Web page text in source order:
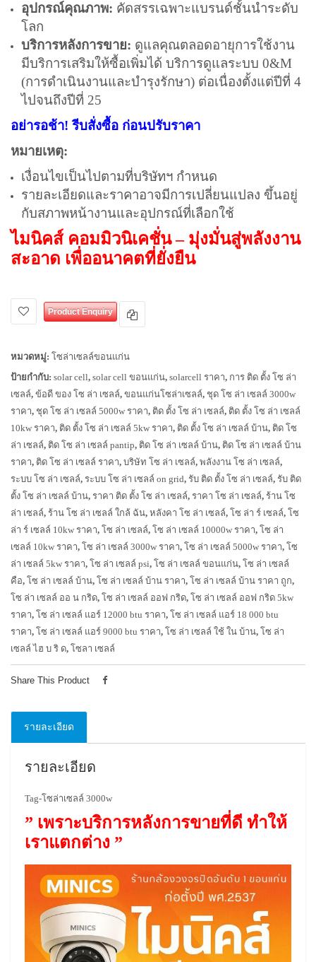
อุปกรณ์คุณภาพ: คัดสรรเฉพาะแบรนด์ชั้นนำระดับ
โลก
บริการหลังการขาย: ดูแลคุณตลอดอายุการใช้งาน
มีบริการเสริมให้ซื้อเพิ่มได้ บริการดูแลระบบ 0&M
(การดำเนินงานและบำรุงรักษา) ต่อเนื่องตั้งแต่ปีที่ 4
ไปจนถึงปีที่ 25
อย่ารอช้า! รีบสั่งซื้อ ก่อนปรับราคา
หมายเหตุ:
เงื่อนไขเป็นไปตามที่บริษัทฯ กำหนด
รายละเอียดและราคาอาจมีการเปลี่ยนแปลง ขึ้นอยู่
กับสภาพหน้างานและอุปกรณ์ที่เลือกใช้
ไมนิคส์ คอมมิวนิเคชั่น – มุ่งมั่นสู่พลังงาน
สะอาด เพื่ออนาคตที่ยั่งยืน
Product Enquiry
หมวดหมู่: โซล่าเซลล์ขอนแก่น
ป้ายกำกับ: solar cell, solar cell ขอนแก่น, solarcell ราคา, การ ติด ตั้ง โซ ล่า
เซลล์, ข้อดี ของ โซ ล่า เซลล์, ขอนแก่นโซล่าเซลล์, ชุด โซ ล่า เซลล์ 3000w
ราคา, ชุด โซ ล่า เซลล์ 5000w ราคา, ติด ตั้ง โซ ล่า เซลล์, ติด ตั้ง โซ ล่า เซลล์
10kw ราคา, ติด ตั้ง โซ ล่า เซลล์ 5kw ราคา, ติด ตั้ง โซ ล่า เซลล์ บ้าน, ติด โซ
ล่า เซลล์, ติด โซ ล่า เซลล์ pantip, ติด โซ ล่า เซลล์ บ้าน, ติด โซ ล่า เซลล์ บ้าน
ราคา, ติด โซ ล่า เซลล์ ราคา, บริษัท โซ ล่า เซลล์, พลังงาน โซ ล่า เซลล์,
ระบบ โซ ล่า เซลล์, ระบบ โซ ล่า เซลล์ on grid, รับ ติด ตั้ง โซ ล่า เซลล์, รับ ติด
ตั้ง โซ ล่า เซลล์ บ้าน, ราคา ติด ตั้ง โซ ล่า เซลล์, ราคา โซ ล่า เซลล์, ร้าน โซ
ล่า เซลล์, ร้าน โซ ล่า เซลล์ ใกล้ ฉัน, หลังคา โซ ล่า เซลล์, โซ ล่า ร์ เซลล์, โซ
ล่า ร์ เซลล์ 10kw ราคา, โซ ล่า เซลล์, โซ ล่า เซลล์ 10000w ราคา, โซ ล่า
เซลล์ 10kw ราคา, โซ ล่า เซลล์ 3000w ราคา, โซ ล่า เซลล์ 5000w ราคา, โซ
ล่า เซลล์ 5kw ราคา, โซ ล่า เซลล์ psi, โซ ล่า เซลล์ ขอนแก่น, โซ ล่า เซลล์
คือ, โซ ล่า เซลล์ บ้าน, โซ ล่า เซลล์ บ้าน ราคา, โซ ล่า เซลล์ บ้าน ราคา ถูก,
โซ ล่า เซลล์ ออ น กริด, โซ ล่า เซลล์ ออฟ กริด, โซ ล่า เซลล์ ออฟ กริด 5kw
ราคา, โซ ล่า เซลล์ แอร์ 12000 btu ราคา, โซ ล่า เซลล์ แอร์ 18 000 btu
ราคา, โซ ล่า เซลล์ แอร์ 9000 btu ราคา, โซ ล่า เซลล์ ใช้ ใน บ้าน, โซ ล่า
เซลล์ ไฮ บ ริ ด, โซลา เซลล์
Share This Product
รายละเอียด
รายละเอียด
Tag-โซล่าเซลล์ 3000w
” เพราะบริการหลังการขายที่ดี ทำให้
เราแตกต่าง ”